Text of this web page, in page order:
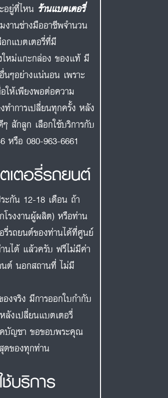
อยู่ที่ไหน ร้านแบตเตอรี่
งานช่างมืออาชีพจำนวน
กแบตเตอรี่ที่มี
หม่แกะกล่อง ของแท้ มี
นๆอย่างแน่นอน เพราะ
ให้เพียงพอต่อความ
ทำการเปลี่ยนทุกครั้ง หลัง
สักลูก เลือกใช้บริการกับ
หรือ 080-963-6661
เตอรี่รถยนต์
ะกัน 12-18 เดือน ถ้า
โรงงานผู้ผลิต) หรือท่าน
รี่รถยนต์ของท่านได้ที่ศูนย์
นได้ แล้วครับ ฟรีไม่มีค่า
นต์ นอกสถานที่ ไม่มี
งจริง มีการออกใบกำกับ
ลังเปลี่ยนแบตเตอรี่
คบัญชา ขอขอบพระคุณ
ดของทุกท่าน
บริการ